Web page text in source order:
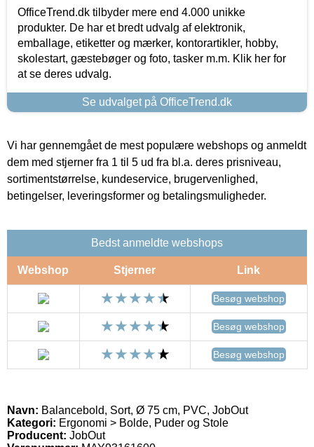
OfficeTrend.dk tilbyder mere end 4.000 unikke
produkter. De har et bredt udvalg af elektronik,
emballage, etiketter og mærker, kontorartikler, hobby,
skolestart, gæstebøger og foto, tasker m.m. Klik her for
at se deres udvalg.
Se udvalget på OfficeTrend.dk
Vi har gennemgået de mest populære webshops og anmeldt
dem med stjerner fra 1 til 5 ud fra bl.a. deres prisniveau,
sortimentstørrelse, kundeservice, brugervenlighed,
betingelser, leveringsformer og betalingsmuligheder.
Bedst anmeldte webshops
Webshop Stjerner Link
Besøg webshop
Besøg webshop
Besøg webshop
Navn: Balancebold, Sort, Ø 75 cm, PVC, JobOut
Kategori: Ergonomi > Bolde, Puder og Stole
Producent: JobOut